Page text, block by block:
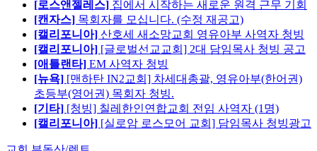
[로스앤젤레스] 집에서 시작하는 새로운 원격 근무 기회
[캔자스] 목회자를 모십니다. (수정 재공고)
[캘리포니아] 산호세 새소망교회 영유아부 사역자 청빙
[캘리포니아] [글로벌선교교회] 2대 담임목사 청빙 공고
[애틀랜타] EM 사역자 청빙
[뉴욕] [맨하탄 IN2교회] 차세대총괄, 영유아부(한어권)
초등부(영어권) 목회자 청빙.
[기타] [청빙] 칠레한인연합교회 전임 사역자 (1명)
[캘리포니아] [실로암 로스모어 교회] 담임목사 청빙광고